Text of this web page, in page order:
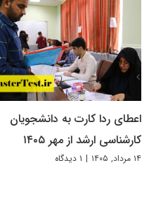
اعطای ردا کارت به دانشجویان
کارشناسی ارشد از مهر ۱۴۰۵
۱۴ مرداد, ۱۴۰۵ | ۱ دیدگاه